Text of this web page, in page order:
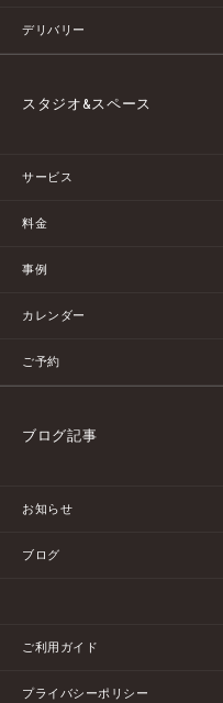
デリバリー
スタジオ&スペース
サービス
料金
事例
カレンダー
ご予約
ブログ記事
お知らせ
ブログ
ご利用ガイド
プライバシーポリシー